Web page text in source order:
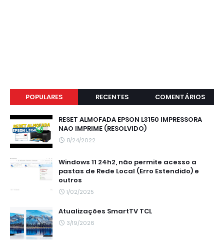
POPULARES RECENTES COMENTÁRIOS
RESET ALMOFADA EPSON L3150 IMPRESSORA
NAO IMPRIME (RESOLVIDO)
8/24/2022
Windows 11 24h2, não permite acesso a
pastas de Rede Local (Erro Estendido) e
outros
1/02/2025
Atualizações SmartTV TCL
3/19/2026